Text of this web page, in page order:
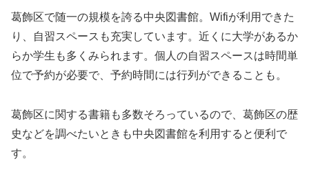
葛飾区で随一の規模を誇る中央図書館。Wifiが利用できた
り、自習スペースも充実しています。近くに大学があるか
らか学生も多くみられます。個人の自習スペースは時間単
位で予約が必要で、予約時間には行列ができることも。
葛飾区に関する書籍も多数そろっているので、葛飾区の歴
史などを調べたいときも中央図書館を利用すると便利で
す。